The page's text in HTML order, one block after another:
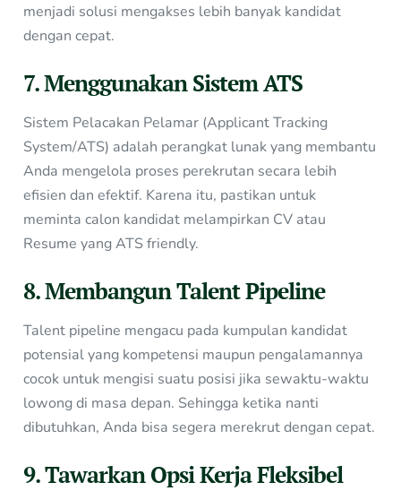
menjadi solusi mengakses lebih banyak kandidat
dengan cepat.
7. Menggunakan Sistem ATS
Sistem Pelacakan Pelamar (Applicant Tracking
System/ATS) adalah perangkat lunak yang membantu
Anda mengelola proses perekrutan secara lebih
efisien dan efektif. Karena itu, pastikan untuk
meminta calon kandidat melampirkan CV atau
Resume yang ATS friendly.
8. Membangun Talent Pipeline
Talent pipeline mengacu pada kumpulan kandidat
potensial yang kompetensi maupun pengalamannya
cocok untuk mengisi suatu posisi jika sewaktu-waktu
lowong di masa depan. Sehingga ketika nanti
dibutuhkan, Anda bisa segera merekrut dengan cepat.
9. Tawarkan Opsi Kerja Fleksibel